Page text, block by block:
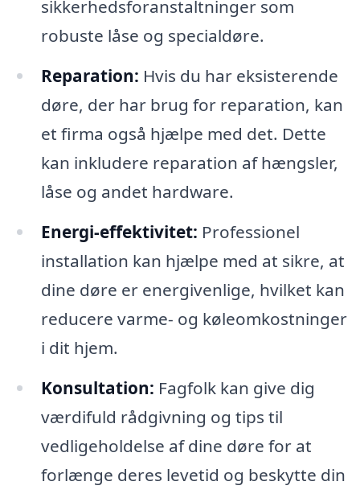
sikkerhedsforanstaltninger som
robuste låse og specialdøre.
Reparation: Hvis du har eksisterende
døre, der har brug for reparation, kan
et firma også hjælpe med det. Dette
kan inkludere reparation af hængsler,
låse og andet hardware.
Energi-effektivitet: Professionel
installation kan hjælpe med at sikre, at
dine døre er energivenlige, hvilket kan
reducere varme- og køleomkostninger
i dit hjem.
Konsultation: Fagfolk kan give dig
værdifuld rådgivning og tips til
vedligeholdelse af dine døre for at
forlænge deres levetid og beskytte din